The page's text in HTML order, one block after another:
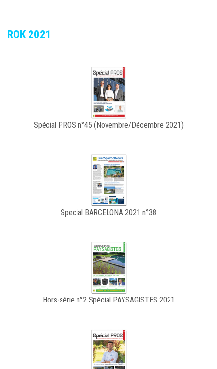
ROK 2021
Spécial PROS n°45 (Novembre/Décembre 2021)
Special BARCELONA 2021 n°38
Hors-série n°2 Spécial PAYSAGISTES 2021